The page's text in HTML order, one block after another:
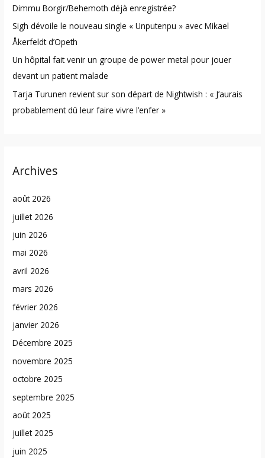
:Dimmu Borgir/Behemoth déjà enregistrée?
Sigh dévoile le nouveau single « Unputenpu » avec Mikael
Åkerfeldt d’Opeth
Un hôpital fait venir un groupe de power metal pour jouer
devant un patient malade
Tarja Turunen revient sur son départ de Nightwish : « J’aurais
probablement dû leur faire vivre l’enfer »
Archives
août 2026
juillet 2026
juin 2026
mai 2026
avril 2026
mars 2026
février 2026
janvier 2026
Décembre 2025
novembre 2025
octobre 2025
septembre 2025
août 2025
juillet 2025
juin 2025